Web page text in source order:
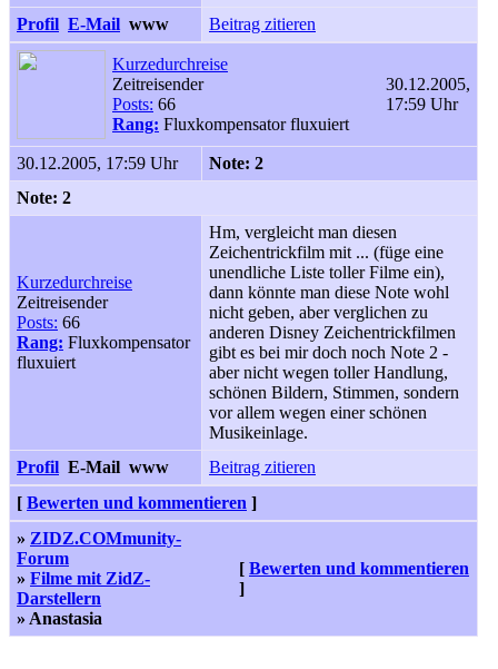
Profil E-Mail www Beitrag zitieren
Kurzedurchreise
Zeitreisender
Posts: 66
Rang: Fluxkompensator fluxuiert
30.12.2005,
17:59 Uhr
30.12.2005, 17:59 Uhr
Note: 2
Note: 2
Kurzedurchreise
Zeitreisender
Posts: 66
Rang: Fluxkompensator
fluxuiert
Hm, vergleicht man diesen
Zeichentrickfilm mit ... (füge eine
unendliche Liste toller Filme ein),
dann könnte man diese Note wohl
nicht geben, aber verglichen zu
anderen Disney Zeichentrickfilmen
gibt es bei mir doch noch Note 2 -
aber nicht wegen toller Handlung,
schönen Bildern, Stimmen, sondern
vor allem wegen einer schönen
Musikeinlage.
Profil E-Mail www
Beitrag zitieren
[ Bewerten und kommentieren ]
» ZIDZ.COMmunity-
Forum
» Filme mit ZidZ-
Darstellern
» Anastasia
[ Bewerten und kommentieren
]